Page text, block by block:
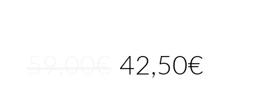
El
precio
42,50€